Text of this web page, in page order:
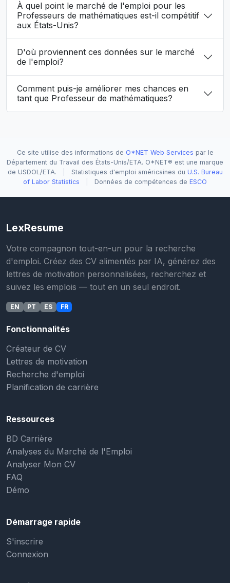
À quel point le marché de l'emploi pour les
Professeurs de mathématiques est-il compétitif
aux États-Unis?
D'où proviennent ces données sur le marché
de l'emploi?
Comment puis-je améliorer mes chances en
tant que Professeur de mathématiques?
Ce site utilise des informations de O*NET Web Services par le
Département du Travail des États-Unis/ETA. O*NET® est une marque
de USDOL/ETA.
Statistiques d'emploi américaines du U.S. Bureau
of Labor Statistics
Données de compétences de ESCO
LexResume
Votre compagnon tout-en-un pour la recherche
d'emploi. Créez des CV alimentés par IA, générez des
lettres de motivation personnalisées, recherchez et
suivez les emplois — tout en un seul endroit.
EN PT ES FR
Fonctionnalités
Créateur de CV
Lettres de motivation
Recherche d'emploi
Planification de carrière
Ressources
BD Carrière
Analyses du Marché de l'Emploi
Analyser Mon CV
FAQ
Démo
Démarrage rapide
S'inscrire
Connexion